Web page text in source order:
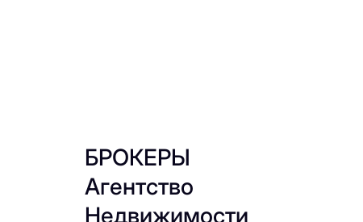
БРОКЕРЫ
Агентство
Недвижимости